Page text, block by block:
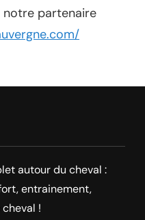
notre partenaire
autour du cheval :
entrainement,
!